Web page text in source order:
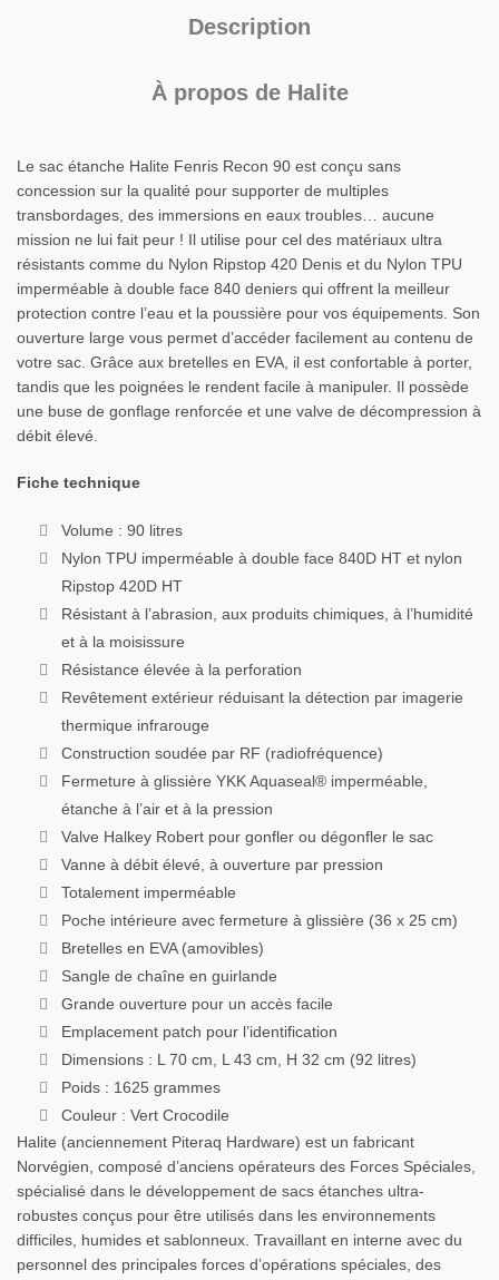
Description
À propos de Halite
Le sac étanche Halite Fenris Recon 90 est conçu sans
concession sur la qualité pour supporter de multiples
transbordages, des immersions en eaux troubles… aucune
mission ne lui fait peur ! Il utilise pour cel des matériaux ultra
résistants comme du Nylon Ripstop 420 Denis et du Nylon TPU
imperméable à double face 840 deniers qui offrent la meilleur
protection contre l’eau et la poussière pour vos équipements. Son
ouverture large vous permet d’accéder facilement au contenu de
votre sac. Grâce aux bretelles en EVA, il est confortable à porter,
tandis que les poignées le rendent facile à manipuler. Il possède
une buse de gonflage renforcée et une valve de décompression à
débit élevé.
Fiche technique
Volume : 90 litres
Nylon TPU imperméable à double face 840D HT et nylon
Ripstop 420D HT
Résistant à l’abrasion, aux produits chimiques, à l’humidité
et à la moisissure
Résistance élevée à la perforation
Revêtement extérieur réduisant la détection par imagerie
thermique infrarouge
Construction soudée par RF (radiofréquence)
Fermeture à glissière YKK Aquaseal® imperméable,
étanche à l’air et à la pression
Valve Halkey Robert pour gonfler ou dégonfler le sac
Vanne à débit élevé, à ouverture par pression
Totalement imperméable
Poche intérieure avec fermeture à glissière (36 x 25 cm)
Bretelles en EVA (amovibles)
Sangle de chaîne en guirlande
Grande ouverture pour un accès facile
Emplacement patch pour l’identification
Dimensions : L 70 cm, L 43 cm, H 32 cm (92 litres)
Poids : 1625 grammes
Couleur : Vert Crocodile
Halite (anciennement Piteraq Hardware) est un fabricant
Norvégien, composé d’anciens opérateurs des Forces Spéciales,
spécialisé dans le développement de sacs étanches ultra-
robustes conçus pour être utilisés dans les environnements
difficiles, humides et sablonneux. Travaillant en interne avec du
personnel des principales forces d’opérations spéciales, des